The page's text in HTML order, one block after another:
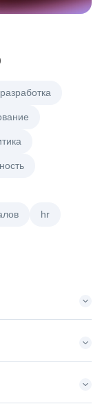
разработка
hr